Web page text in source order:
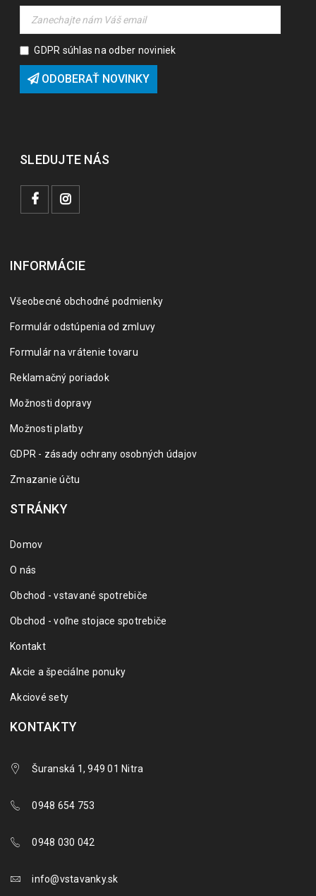
GDPR súhlas na odber noviniek
ODOBERAŤ NOVINKY
SLEDUJTE NÁS
INFORMÁCIE
Všeobecné obchodné podmienky
Formulár odstúpenia od zmluvy
Formulár na vrátenie tovaru
Reklamačný poriadok
Možnosti dopravy
Možnosti platby
GDPR - zásady ochrany osobných údajov
Zmazanie účtu
STRÁNKY
Domov
O nás
Obchod - vstavané spotrebiče
Obchod - voľne stojace spotrebiče
Kontakt
Akcie a špeciálne ponuky
Akciové sety
KONTAKTY
Šuranská 1, 949 01 Nitra
0948 654 753
0948 030 042
info@vstavanky.sk